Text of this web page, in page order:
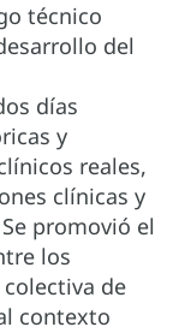
técnico
del
días
y
reales,
clínicas y
promovió el
los
de
contexto